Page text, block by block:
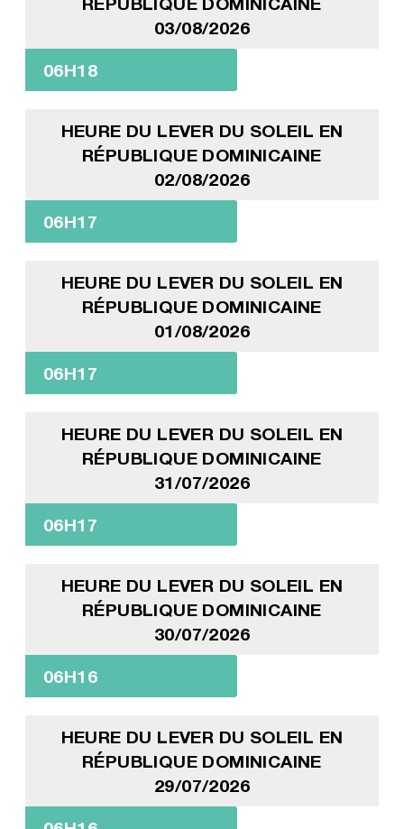
03/08/2026
06H18
HEURE DU LEVER DU SOLEIL EN
RÉPUBLIQUE DOMINICAINE
02/08/2026
06H17
HEURE DU LEVER DU SOLEIL EN
RÉPUBLIQUE DOMINICAINE
01/08/2026
06H17
HEURE DU LEVER DU SOLEIL EN
RÉPUBLIQUE DOMINICAINE
31/07/2026
06H17
HEURE DU LEVER DU SOLEIL EN
RÉPUBLIQUE DOMINICAINE
30/07/2026
06H16
HEURE DU LEVER DU SOLEIL EN
RÉPUBLIQUE DOMINICAINE
29/07/2026